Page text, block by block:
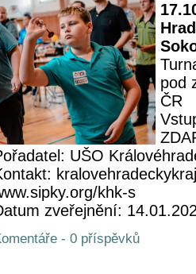
pod
ČR
UŠO
khk-s
zveřejnění:
- 0 příspěvků